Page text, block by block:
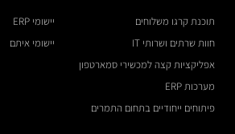
תוכנת קרגו משלוחים
חוות שרתים ושרותי IT
אפליקציות קצה למכשירי סמארטפון
מערכות ERP
פיתוחים ייחודיים בתחום התמרים
יישומי ERP
יישומי איתם